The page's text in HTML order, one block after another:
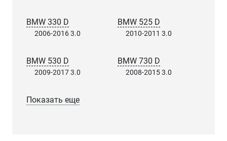
BMW 330 D
2006-2016 3.0
BMW 525 D
2010-2011 3.0
BMW 530 D
2009-2017 3.0
BMW 730 D
2008-2015 3.0
Показать еще